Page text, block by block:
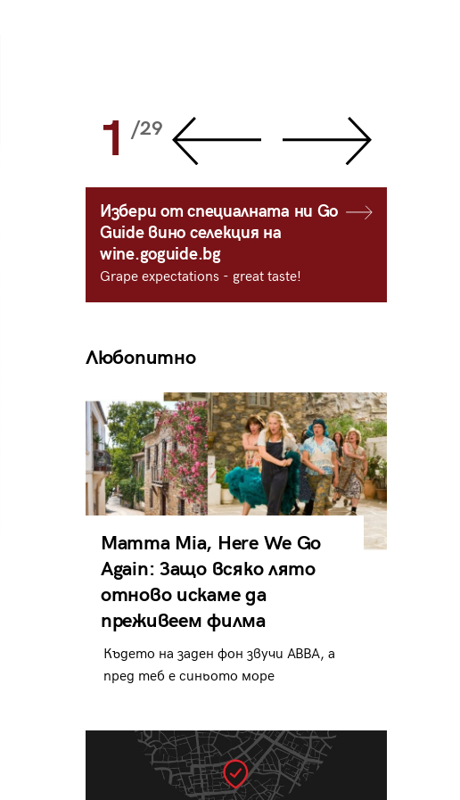
1 /29
Избери от специалната ни Go
Guide вино селекция на
wine.goguide.bg
Grape expectations - great taste!
Любопитно
Mamma Mia, Here We Go
Again: Защо всяко лято
отново искаме да
преживеем филма
Където на заден фон звучи ABBA, а
пред теб е синьото море